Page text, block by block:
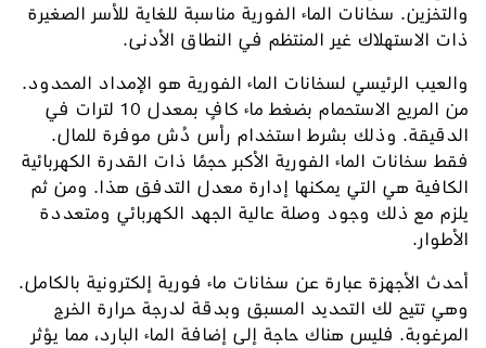
والتخزين. سخانات الماء الفورية مناسبة للغاية للأسر الصغيرة
ذات الاستهلاك غير المنتظم في النطاق الأدنى.
والعيب الرئيسي لسخانات الماء الفورية هو الإمداد المحدود.
من المريح الاستحمام بضغط ماء كافٍ بمعدل 10 لترات في
الدقيقة. وذلك بشرط استخدام رأس دُش موفرة للمال.
فقط سخانات الماء الفورية الأكبر حجمًا ذات القدرة الكهربائية
الكافية هي التي يمكنها إدارة معدل التدفق هذا. ومن ثم
يلزم مع ذلك وجود وصلة عالية الجهد الكهربائي ومتعددة
الأطوار.
أحدث الأجهزة عبارة عن سخانات ماء فورية إلكترونية بالكامل.
وهي تتيح لك التحديد المسبق وبدقة لدرجة حرارة الخرج
المرغوبة. فليس هناك حاجة إلى إضافة الماء البارد، مما يؤثر